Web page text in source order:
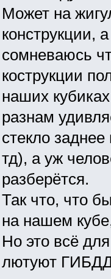
Может на
конструкции,
сомневаюсь
кострукции
наших
разнам
стекло заднее
тд), а уж
разберётся.
Так что, что
на нашем
Но это всё
лютуют